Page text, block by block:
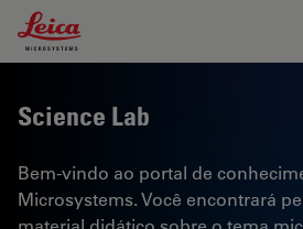
Leica Microsystems Logo
Science Lab
Bem-vindo ao portal de
Microsystems. Você encontrará